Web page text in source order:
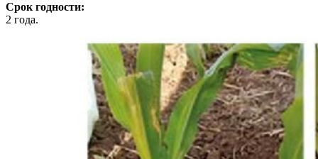
Срок годности:
2 года.